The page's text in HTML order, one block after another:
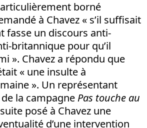
borné
à Chavez « s’il suffisait
fasse un discours anti-
britannique pour qu’il
». Chavez a répondu que
« une insulte à
». Un représentant
la campagne Pas touche au
posé à Chavez une
d’une intervention